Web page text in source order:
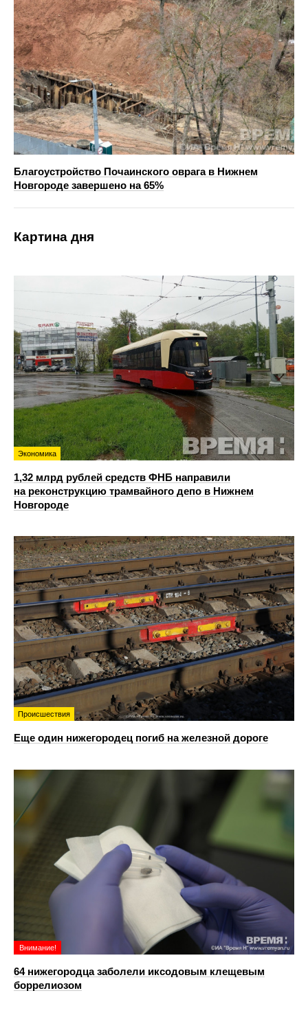
Благоустройство Почаинского оврага в Нижнем
Новгороде завершено на 65%
Картина дня
Экономика
1,32 млрд рублей средств ФНБ направили
на реконструкцию трамвайного депо в Нижнем
Новгороде
Происшествия
Еще один нижегородец погиб на железной дороге
Внимание!
64 нижегородца заболели иксодовым клещевым
боррелиозом